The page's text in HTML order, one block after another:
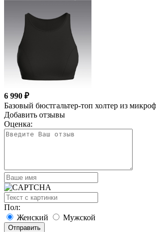
6 990 ₽
Базовый бюстгальтер-топ холтер из
Добавить отзывы
Оценка:
Пол:
Женский
Мужской